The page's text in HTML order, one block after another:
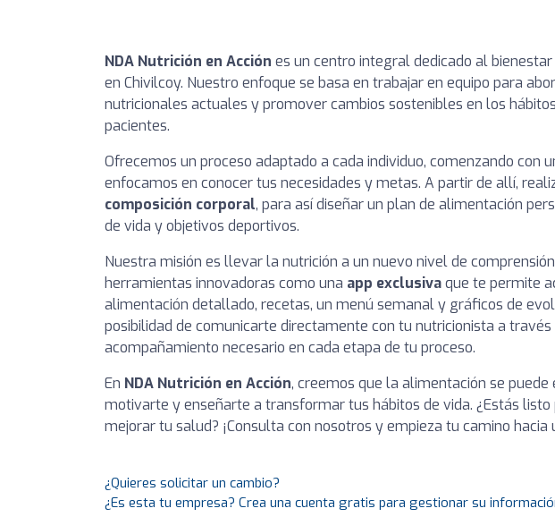
NDA Nutrición en Acción es un centro integral dedicado al
en Chivilcoy. Nuestro enfoque se basa en trabajar en equipo para
nutricionales actuales y promover cambios sostenibles en los
pacientes.
Ofrecemos un proceso adaptado a cada individuo, comenzando con
enfocamos en conocer tus necesidades y metas. A partir de allí,
composición corporal, para así diseñar un plan de alimentación
de vida y objetivos deportivos.
Nuestra misión es llevar la nutrición a un nuevo nivel de
herramientas innovadoras como una app exclusivaque te permite
alimentación detallado, recetas, un menú semanal y gráficos de
posibilidad de comunicarte directamente con tu nutricionista a
acompañamiento necesario en cada etapa de tu proceso.
En NDA Nutrición en Acción, creemos que la alimentación se
motivarte y enseñarte a transformar tus hábitos de vida. ¿Estás
mejorar tu salud? ¡Consulta con nosotros y empieza tu camino hacia
¿Quieres solicitar un cambio?
¿Es esta tu empresa? Crea una cuenta gratis para gestionar su